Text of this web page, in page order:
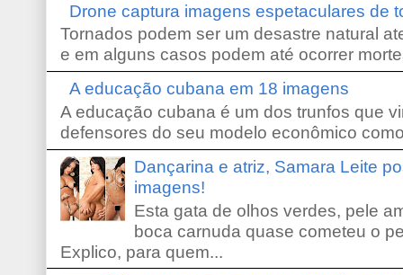
Drone captura imagens espetaculares de
Tornados podem ser um desastre natural
e em alguns casos podem até ocorrer
A educação cubana em 18 imagens
A educação cubana é um dos trunfos que
defensores do seu modelo econômico
Dançarina e atriz, Samara Leite
imagens!
Esta gata de olhos verdes, pele
boca carnuda quase cometeu o
Explico, para quem...